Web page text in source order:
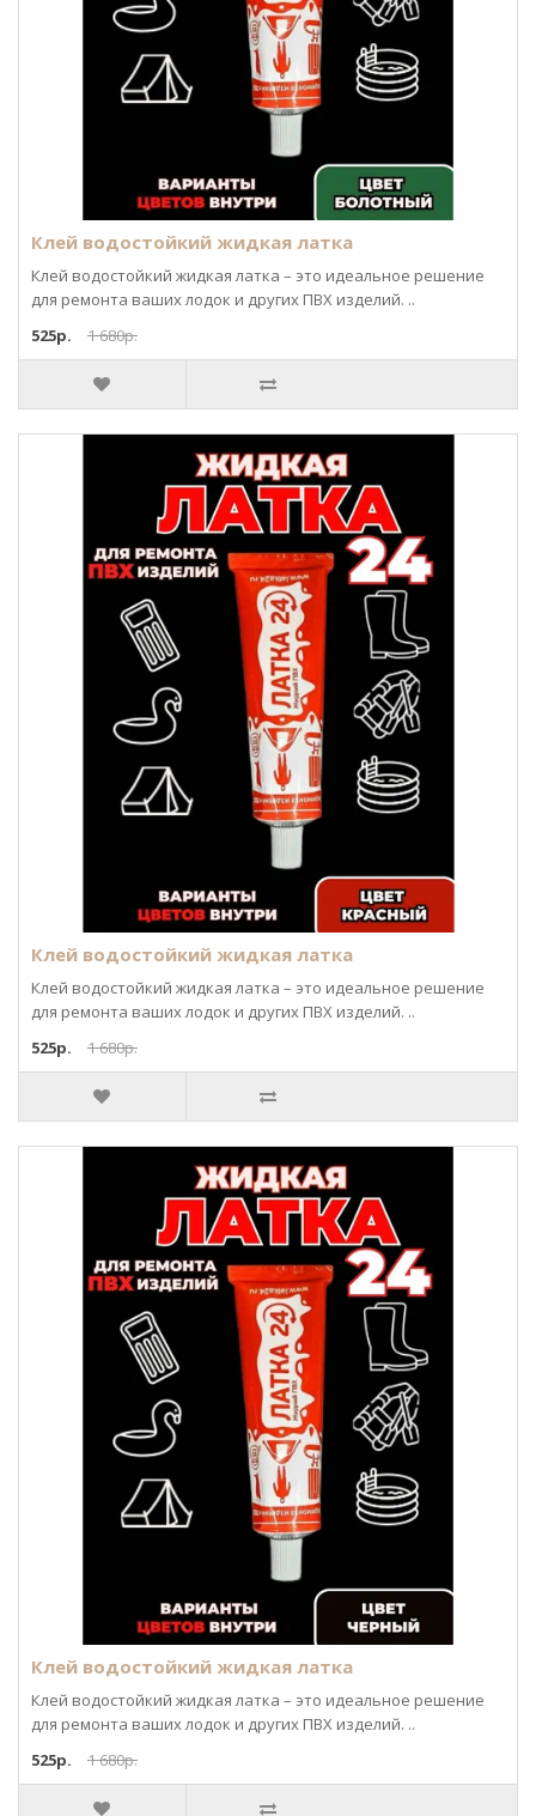
Клей водостойкий жидкая латка
Клей водостойкий жидкая латка – это идеальное решение
для ремонта ваших лодок и других ПВХ изделий. ..
525р.
1 680р.
Клей водостойкий жидкая латка
Клей водостойкий жидкая латка – это идеальное решение
для ремонта ваших лодок и других ПВХ изделий. ..
525р.
1 680р.
Клей водостойкий жидкая латка
Клей водостойкий жидкая латка – это идеальное решение
для ремонта ваших лодок и других ПВХ изделий. ..
525р.
1 680р.